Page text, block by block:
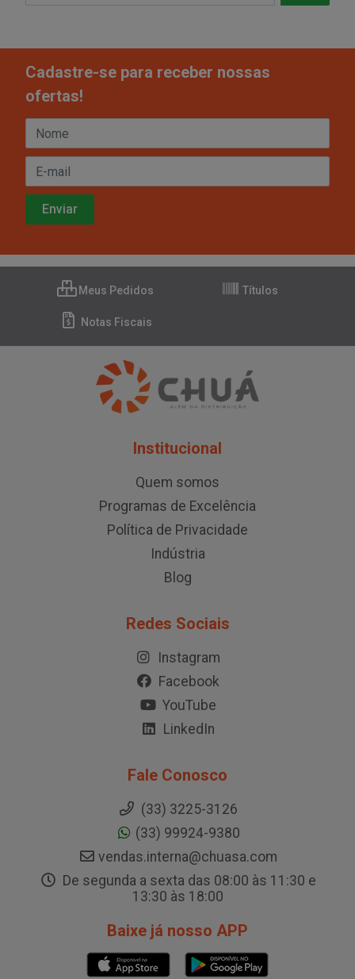
Cadastre-se para receber nossas
ofertas!
Meus Pedidos Títulos
Notas Fiscais
Institucional
Quem somos
Programas de Excelência
Política de Privacidade
Indústria
Blog
Redes Sociais
Instagram
Facebook
YouTube
LinkedIn
Fale Conosco
(33) 3225-3126
(33) 99924-9380
vendas.interna@chuasa.com
De segunda a sexta das 08:00 às 11:30 e
13:30 às 18:00
Baixe já nosso APP